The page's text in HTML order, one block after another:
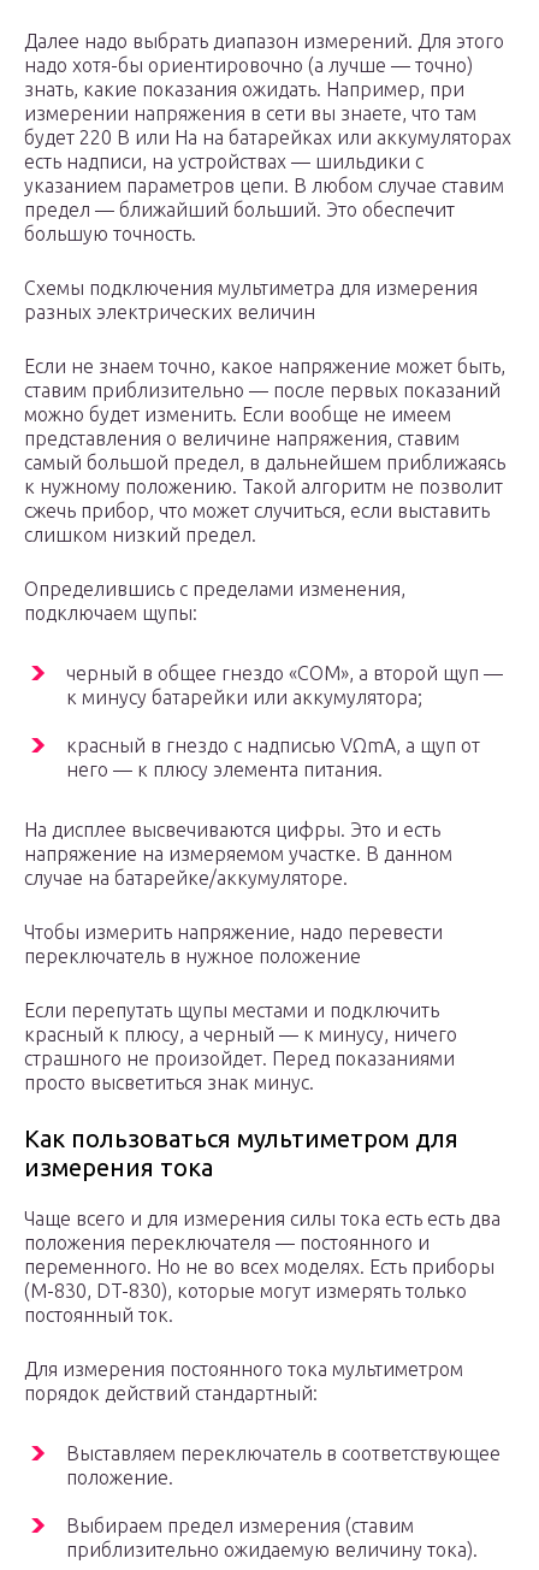
Далее надо выбрать диапазон измерений. Для этого
надо хотя-бы ориентировочно (а лучше — точно)
знать, какие показания ожидать. Например, при
измерении напряжения в сети вы знаете, что там
будет 220 В или На на батарейках или аккумуляторах
есть надписи, на устройствах — шильдики с
указанием параметров цепи. В любом случае ставим
предел — ближайший больший. Это обеспечит
большую точность.
Схемы подключения мультиметра для измерения
разных электрических величин
Если не знаем точно, какое напряжение может быть,
ставим приблизительно — после первых показаний
можно будет изменить. Если вообще не имеем
представления о величине напряжения, ставим
самый большой предел, в дальнейшем приближаясь
к нужному положению. Такой алгоритм не позволит
сжечь прибор, что может случиться, если выставить
слишком низкий предел.
Определившись с пределами изменения,
подключаем щупы:
черный в общее гнездо «COM», а второй щуп —
к минусу батарейки или аккумулятора;
красный в гнездо с надписью VΩmA, а щуп от
него — к плюсу элемента питания.
На дисплее высвечиваются цифры. Это и есть
напряжение на измеряемом участке. В данном
случае на батарейке/аккумуляторе.
Чтобы измерить напряжение, надо перевести
переключатель в нужное положение
Если перепутать щупы местами и подключить
красный к плюсу, а черный — к минусу, ничего
страшного не произойдет. Перед показаниями
просто высветиться знак минус.
Как пользоваться мультиметром для
измерения тока
Чаще всего и для измерения силы тока есть есть два
положения переключателя — постоянного и
переменного. Но не во всех моделях. Есть приборы
(M-830, DT-830), которые могут измерять только
постоянный ток.
Для измерения постоянного тока мультиметром
порядок действий стандартный:
Выставляем переключатель в соответствующее
положение.
Выбираем предел измерения (ставим
приблизительно ожидаемую величину тока).